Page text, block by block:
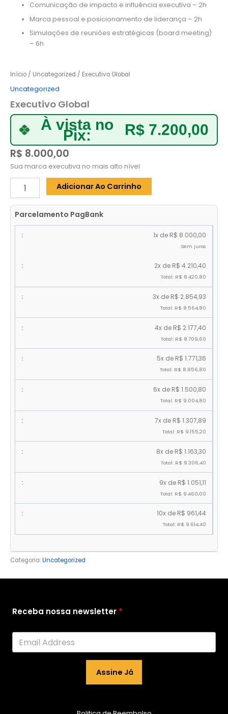
Comunicação de impacto e influência executiva – 2h
Marca pessoal e posicionamento de liderança – 2h
Simulações de reuniões estratégicas (board meeting)
– 6h
Início / Uncategorized / Executivo Global
Uncategorized
Executivo Global
À vista no
Pix: R$ 7.200,00
R$ 8.000,00
Sua marca executiva no mais alto nível
Executivo
Global
quantidade
Adicionar Ao Carrinho
Parcelamento PagBank
1x de R$ 8.000,00
Sem juros
2x de R$ 4.210,40
Total: R$ 8.420,80
3x de R$ 2.854,93
Total: R$ 8.564,80
4x de R$ 2.177,40
Total: R$ 8.709,60
5x de R$ 1.771,36
Total: R$ 8.856,80
6x de R$ 1.500,80
Total: R$ 9.004,80
7x de R$ 1.307,89
Total: R$ 9.155,20
8x de R$ 1.163,30
Total: R$ 9.306,40
9x de R$ 1.051,11
Total: R$ 9.460,00
10x de R$ 961,44
Total: R$ 9.614,40
Categoria:Uncategorized
Receba nossa newsletter
Assine Já